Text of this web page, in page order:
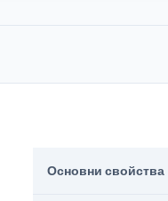
Основни свойства